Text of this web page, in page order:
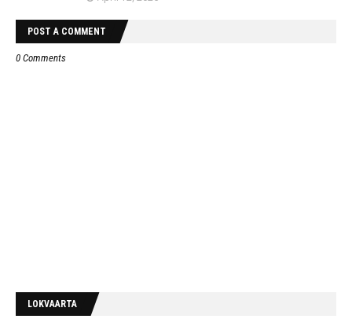
POST A COMMENT
0 Comments
LOKVAARTA